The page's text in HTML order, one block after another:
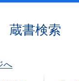
蔵書検索
へ